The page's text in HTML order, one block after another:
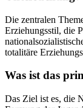
Die zentralen
Erziehungsstil, die
totalitäre
Was ist das
Das Ziel ist es, die